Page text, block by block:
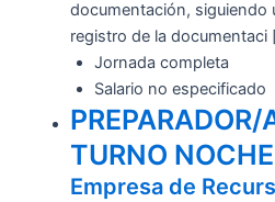
documentación, siguiendo
registro de la documentaci
Jornada completa
Salario no especificado
PREPARADOR/
TURNO NOCHE
Empresa de